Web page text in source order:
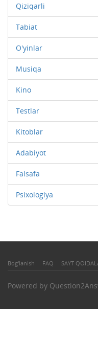
Qiziqarli
Tabiat
O'yinlar
Musiqa
Kino
Testlar
Kitoblar
Adabiyot
Falsafa
Psixologiya
Bog'lanish FAQ SAYT
Powered by